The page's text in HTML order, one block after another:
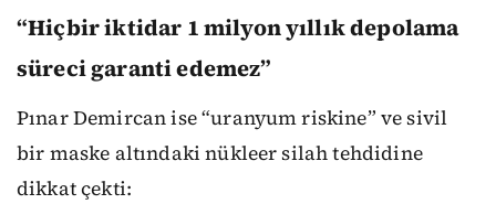
“Hiçbir iktidar 1 milyon yıllık depolama
süreci garanti edemez”
Pınar Demircan ise “uranyum riskine” ve sivil
bir maske altındaki nükleer silah tehdidine
dikkat çekti: